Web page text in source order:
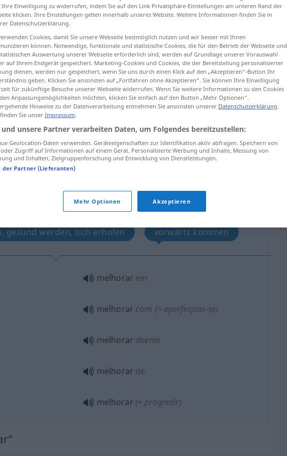
antippen)
melhorar
antippen)
gesund werden, sich erholen vorwärts kommen
melhorar em
melhorar com (≈ aperfeiçoar-se)
melhorar doente
melhorar de
melhorar (≈ progredir)
Einwilligung zu widerrufen, indem Sie auf den Link Privatsphäre-Einstellungen am unteren Rand der
klicken. Ihre Einstellungen gelten innerhalb unseres Website. Weitere Informationen finden Sie in
Datenschutzerklärung.
Cookies, damit Sie unsere Webseite bestmöglich nutzen und wir besser mit Ihnen
können. Notwendige, funktionale und statistische Cookies, die für den Betrieb der Webseite und
Auswertung unserer Webseite erforderlich sind, werden auf Grundlage unserer Vorauswahl
auf Ihrem Endgerät gespeichert. Marketing-Cookies und Cookies, die der Bereitstellung personalisierter
dienen, werden nur gespeichert, wenn Sie uns durch einen Klick auf den „Akzeptieren“-Button Ihr
geben. Klicken Sie ansonsten auf „Fortfahren ohne Akzeptieren“. Sie können Ihre Einwilligung
für zukünftige Besuche unserer Webseite widerrufen. Wenn Sie weitere Informationen zu den Cookies
Anpassungsmöglichkeiten möchten, klicken Sie einfach auf den Button „Mehr Optionen“.
Hinweise zu der Datenverarbeitung entnehmen Sie ansonsten unserer Datenschutzerklärung.
Sie unser Impressum.
unsere Partner verarbeiten Daten, um Folgendes bereitzustellen:
Geolocation-Daten verwenden. Geräteeigenschaften zur Identifikation aktiv abfragen. Speichern von
Zugriff auf Informationen auf einem Gerät. Personalisierte Werbung und Inhalte, Messung von
und Inhalten, Zielgruppenforschung und Entwicklung von Dienstleistungen.
der Partner (Lieferanten)
Mehr Optionen Akzeptieren